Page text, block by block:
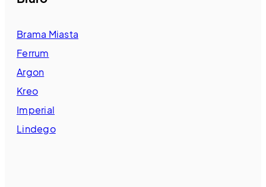
Brama Miasta
Ferrum
Argon
Kreo
Imperial
Lindego